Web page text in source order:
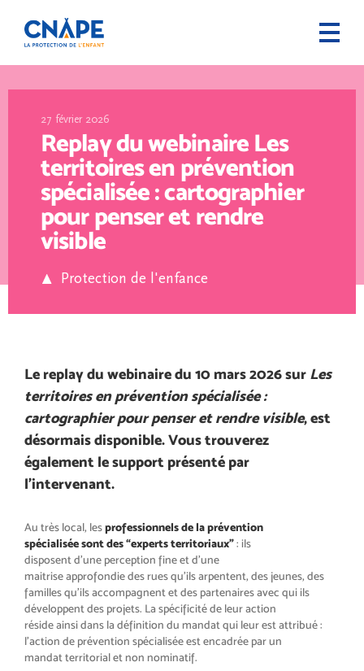
27 février 2026
Replay du webinaire Les
territoires en prévention
spécialisée : cartographier
pour penser et rendre
visible
Protection de l'enfance
Le replay du webinaire du 10 mars 2026 sur Les
territoires en prévention spécialisée :
cartographier pour penser et rendre visible, est
désormais disponible. Vous trouverez
également le support présenté par
l’intervenant.
Au très local, lesprofessionnels de la prévention
spécialisée sont des “experts territoriaux”: ils
disposent d’une perception fine et d’une
maitrise approfondie des rues qu’ils arpentent, des jeunes, des
familles qu’ils accompagnent et des partenaires avec qui ils
développent des projets. La spécificité de leur action
réside ainsi dans la définition du mandat qui leur est attribué :
l’action de prévention spécialisée est encadrée par un
mandat territorial et non nominatif.